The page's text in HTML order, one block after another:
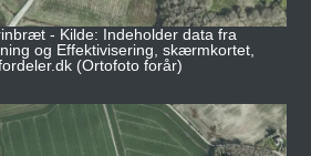
- Kilde: Indeholder data fra
og Effektivisering, skærmkortet,
(Ortofoto forår)